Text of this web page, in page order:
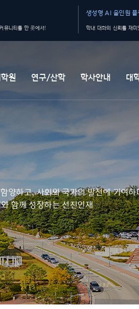
뮤니티를 한 곳에서!
생성형 AI 올인원
학내 대화의 신뢰를 재
원 연구/산학 학사안내 대
양하고, 사회와 국가의 발전에 기여하
함께 성장하는 선진인재